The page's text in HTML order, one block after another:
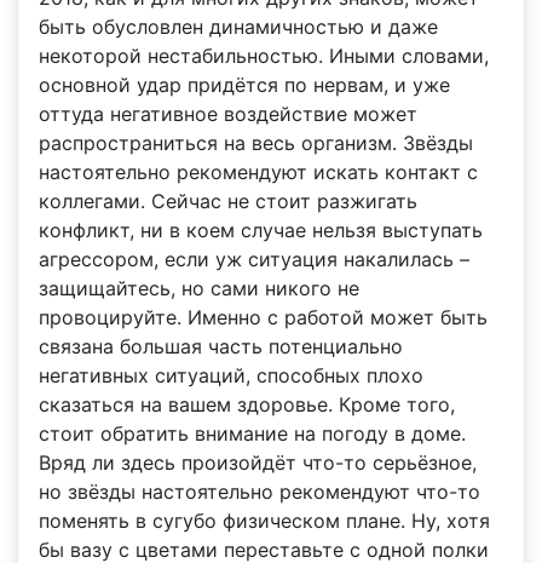
быть обусловлен динамичностью и даже
некоторой нестабильностью. Иными словами,
основной удар придётся по нервам, и уже
оттуда негативное воздействие может
распространиться на весь организм. Звёзды
настоятельно рекомендуют искать контакт с
коллегами. Сейчас не стоит разжигать
конфликт, ни в коем случае нельзя выступать
агрессором, если уж ситуация накалилась –
защищайтесь, но сами никого не
провоцируйте. Именно с работой может быть
связана большая часть потенциально
негативных ситуаций, способных плохо
сказаться на вашем здоровье. Кроме того,
стоит обратить внимание на погоду в доме.
Вряд ли здесь произойдёт что-то серьёзное,
но звёзды настоятельно рекомендуют что-то
поменять в сугубо физическом плане. Ну, хотя
бы вазу с цветами переставьте с одной полки